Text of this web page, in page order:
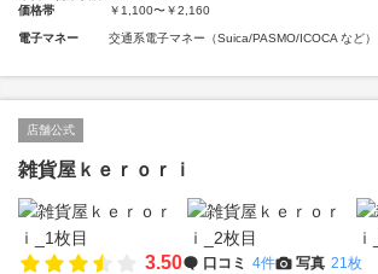
価格帯
￥1,100〜￥2,160
電子マネー 交通系電子マネー（Suica/PASMO/ICOCA など）
店舗公式
雑貨屋ｋｅｒｏｒｉ
3.50 口コミ 4件 写真 21枚